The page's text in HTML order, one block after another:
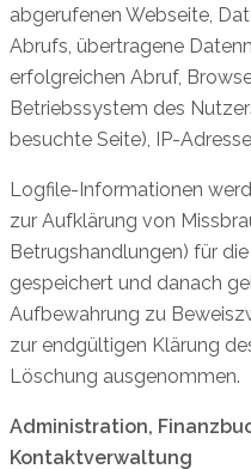
abgerufenen Webseite,
Abrufs, übertragene
erfolgreichen Abruf,
Betriebssystem des
besuchte Seite), IP-
Logfile-Informationen
zur Aufklärung von
Betrugshandlungen) für
gespeichert und danach
Aufbewahrung zu
zur endgültigen Klärung
Löschung ausgenommen.
Administration,
Kontaktverwaltung